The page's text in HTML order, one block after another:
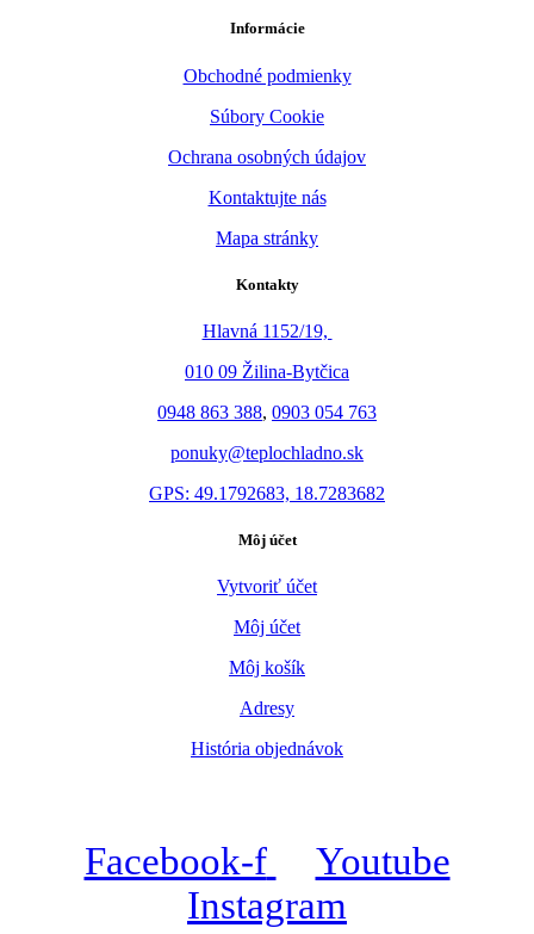
Informácie
Obchodné podmienky
Súbory Cookie
Ochrana osobných údajov
Kontaktujte nás
Mapa stránky
Kontakty
Hlavná 1152/19,
010 09 Žilina-Bytčica
0948 863 388, 0903 054 763
ponuky@teplochladno.sk
GPS: 49.1792683, 18.7283682
Môj účet
Vytvoriť účet
Môj účet
Môj košík
Adresy
História objednávok
Facebook-f
Youtube
Instagram